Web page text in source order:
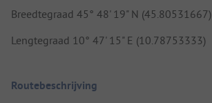
Breedtegraad 45° 48' 19" N (45.80531667)
Lengtegraad 10° 47' 15" E (10.78753333)
Routebeschrijving